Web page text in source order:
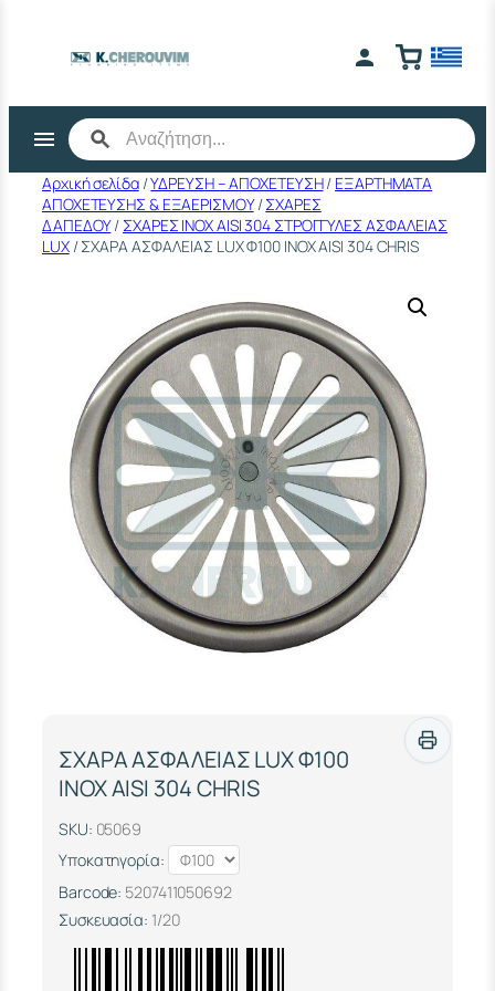
περιεχόμενο
Αρχική σελίδα/ΥΔΡΕΥΣΗ – ΑΠΟΧΕΤΕΥΣΗ/ ΕΞΑΡΤΗΜΑΤΑ
ΑΠΟΧΕΤΕΥΣΗΣ & ΕΞΑΕΡΙΣΜΟΥ/ΣΧΑΡΕΣ
ΔΑΠΕΔΟΥ/ ΣΧΑΡΕΣ ΙΝΟΧ AISI 304 ΣΤΡΟΓΓΥΛΕΣ ΑΣΦΑΛΕΙΑΣ
LUX/ ΣΧΑΡΑ ΑΣΦΑΛΕΙΑΣ LUX Φ100 ΙΝΟΧ ΑΙSΙ 304 CHRIS
ΣΧΑΡΑ ΑΣΦΑΛΕΙΑΣ LUX Φ100
ΙΝΟΧ ΑΙSΙ 304 CHRIS
SKU: 05069
Υποκατηγορία:
Barcode: 5207411050692
Συσκευασία: 1/20